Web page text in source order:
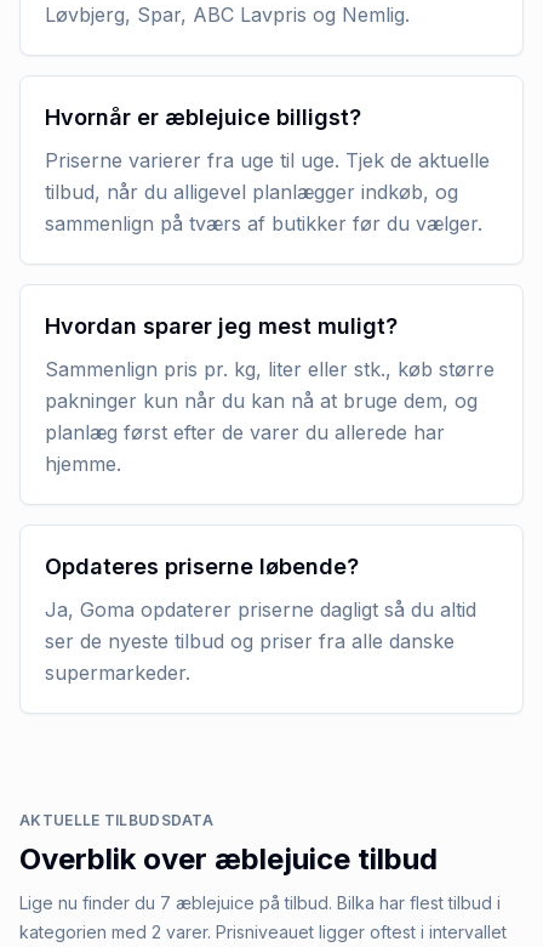
Løvbjerg, Spar, ABC Lavpris og Nemlig.
Hvornår er æblejuice billigst?
Priserne varierer fra uge til uge. Tjek de aktuelle
tilbud, når du alligevel planlægger indkøb, og
sammenlign på tværs af butikker før du vælger.
Hvordan sparer jeg mest muligt?
Sammenlign pris pr. kg, liter eller stk., køb større
pakninger kun når du kan nå at bruge dem, og
planlæg først efter de varer du allerede har
hjemme.
Opdateres priserne løbende?
Ja, Goma opdaterer priserne dagligt så du altid
ser de nyeste tilbud og priser fra alle danske
supermarkeder.
AKTUELLE TILBUDSDATA
Overblik over æblejuice tilbud
Lige nu finder du 7 æblejuice på tilbud. Bilka har flest tilbud i
kategorien med 2 varer. Prisniveauet ligger oftest i intervallet